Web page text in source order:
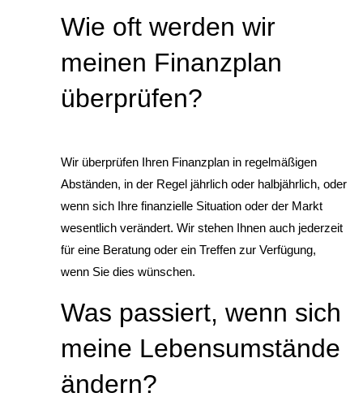
Wie oft werden wir
meinen Finanzplan
überprüfen?
Wir überprüfen Ihren Finanzplan in regelmäßigen
Abständen, in der Regel jährlich oder halbjährlich, oder
wenn sich Ihre finanzielle Situation oder der Markt
wesentlich verändert. Wir stehen Ihnen auch jederzeit
für eine Beratung oder ein Treffen zur Verfügung,
wenn Sie dies wünschen.
Was passiert, wenn sich
meine Lebensumstände
ändern?